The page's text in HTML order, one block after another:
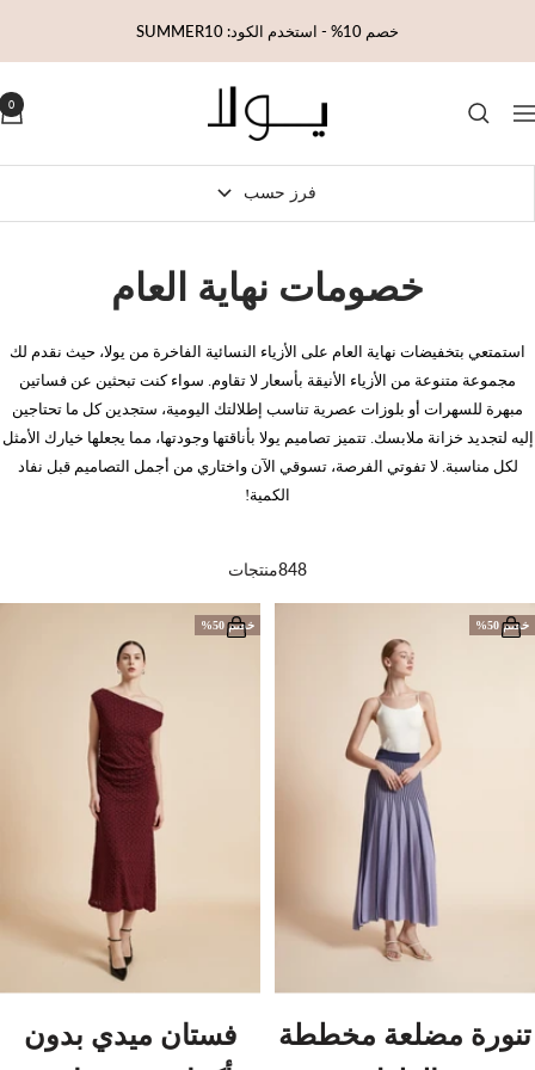
خصم 10% - استخدم الكود: SUMMER10
التنقل
Yola
0
فرز حسب
خصومات نهاية العام
استمتعي بتخفيضات نهاية العام على الأزياء النسائية الفاخرة من يولا، حيث نقدم لك
مجموعة متنوعة من الأزياء الأنيقة بأسعار لا تقاوم. سواء كنت تبحثين عن فساتين
مبهرة للسهرات أو بلوزات عصرية تناسب إطلالتك اليومية، ستجدين كل ما تحتاجين
إليه لتجديد خزانة ملابسك. تتميز تصاميم يولا بأناقتها وجودتها، مما يجعلها خيارك الأمثل
لكل مناسبة. لا تفوتي الفرصة، تسوقي الآن واختاري من أجمل التصاميم قبل نفاد
الكمية!
848منتجات
خصم 50%
تنورة مضلعة مخططة
خصم 50%
فستان ميدي بدون